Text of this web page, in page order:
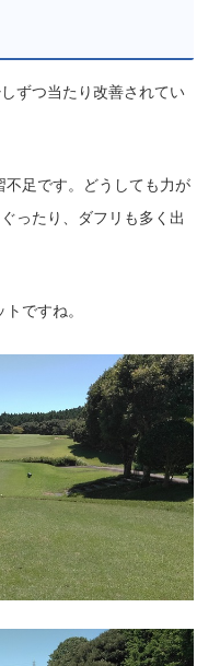
ずつ当たり改善されてい
不足です。どうしても力が
ったり、ダフリも多く出
ですね。